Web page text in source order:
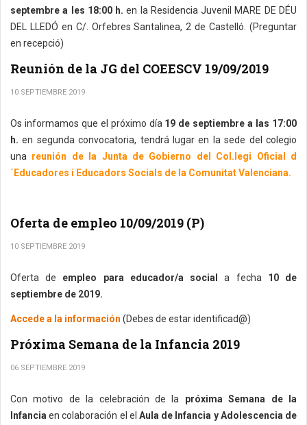
septembre a les 18:00 h. en la Residencia Juvenil MARE DE DÉU
DEL LLEDÓ en C/. Orfebres Santalinea, 2 de Castelló. (Preguntar
en recepció)
Reunión de la JG del COEESCV 19/09/2019
10 SEPTIEMBRE 2019
Os informamos que el próximo día 19 de septiembre a las 17:00
h. en segunda convocatoria, tendrá lugar en la sede del colegio
una reunión de la Junta de Gobierno del Col.legi Oficial d
´Educadores i Educadors Socials de la Comunitat Valenciana.
Oferta de empleo 10/09/2019 (P)
10 SEPTIEMBRE 2019
Oferta de empleo para educador/a sociala fecha 10 de
septiembre de 2019.
Accede a la información (Debes de estar identificad@)
Próxima Semana de la Infancia 2019
06 SEPTIEMBRE 2019
Con motivo de la celebración de la próxima Semana de la
Infancia en colaboración el el Aula de Infancia y Adolescencia de